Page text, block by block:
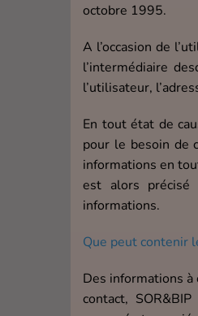
octobre 1995.
A l’occasion de
l’intermédiaire
l’utilisateur,
En tout état de
pour le besoin de
informations en
est alors précisé
informations.
Que peut contenir
Des informations
contact,